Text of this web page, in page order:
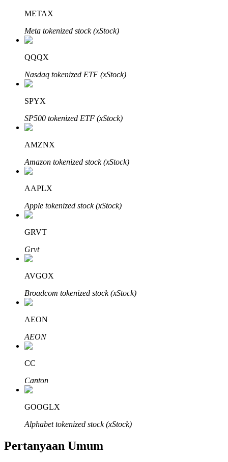
Investasi Otomatis
Raih keuntungan jangka panjang dan kepentingan fleksibel
Pelajari Staking
Pelajari tentang mendapatkan penghasilan pasif
Bitrue
AI
Mitra Bitrue
Afiliasi Bitrue
Hingga 65% Komisi!
METAX
Meta tokenized stock (xStock)
QQQX
Nasdaq tokenized ETF (xStock)
SPYX
SP500 tokenized ETF (xStock)
AMZNX
Amazon tokenized stock (xStock)
AAPLX
Apple tokenized stock (xStock)
GRVT
Grvt
AVGOX
Broadcom tokenized stock (xStock)
AEON
AEON
CC
Canton
GOOGLX
Alphabet tokenized stock (xStock)
Pertanyaan Umum